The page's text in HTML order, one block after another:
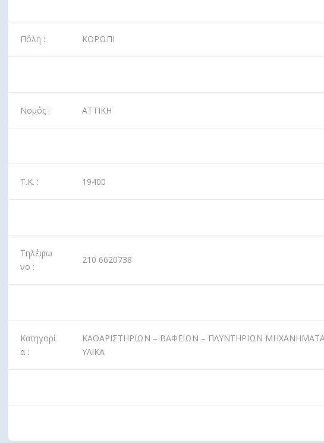
Πόλη : ΚΟΡΩΠΙ
Νομός : ΑΤΤΙΚΗ
Τ.Κ. : 19400
Τηλέφω
νο :
210 6620738
Κατηγορί
α :
ΚΑΘΑΡΙΣΤΗΡΙΩΝ – ΒΑΦΕΙΩΝ – ΠΛΥΝΤΗΡΙΩΝ
ΥΛΙΚΑ